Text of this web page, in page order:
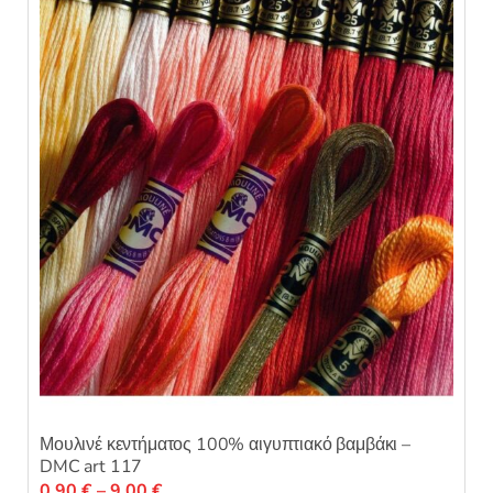
Μουλινέ κεντήματος 100% αιγυπτιακό βαμβάκι –
DMC art 117